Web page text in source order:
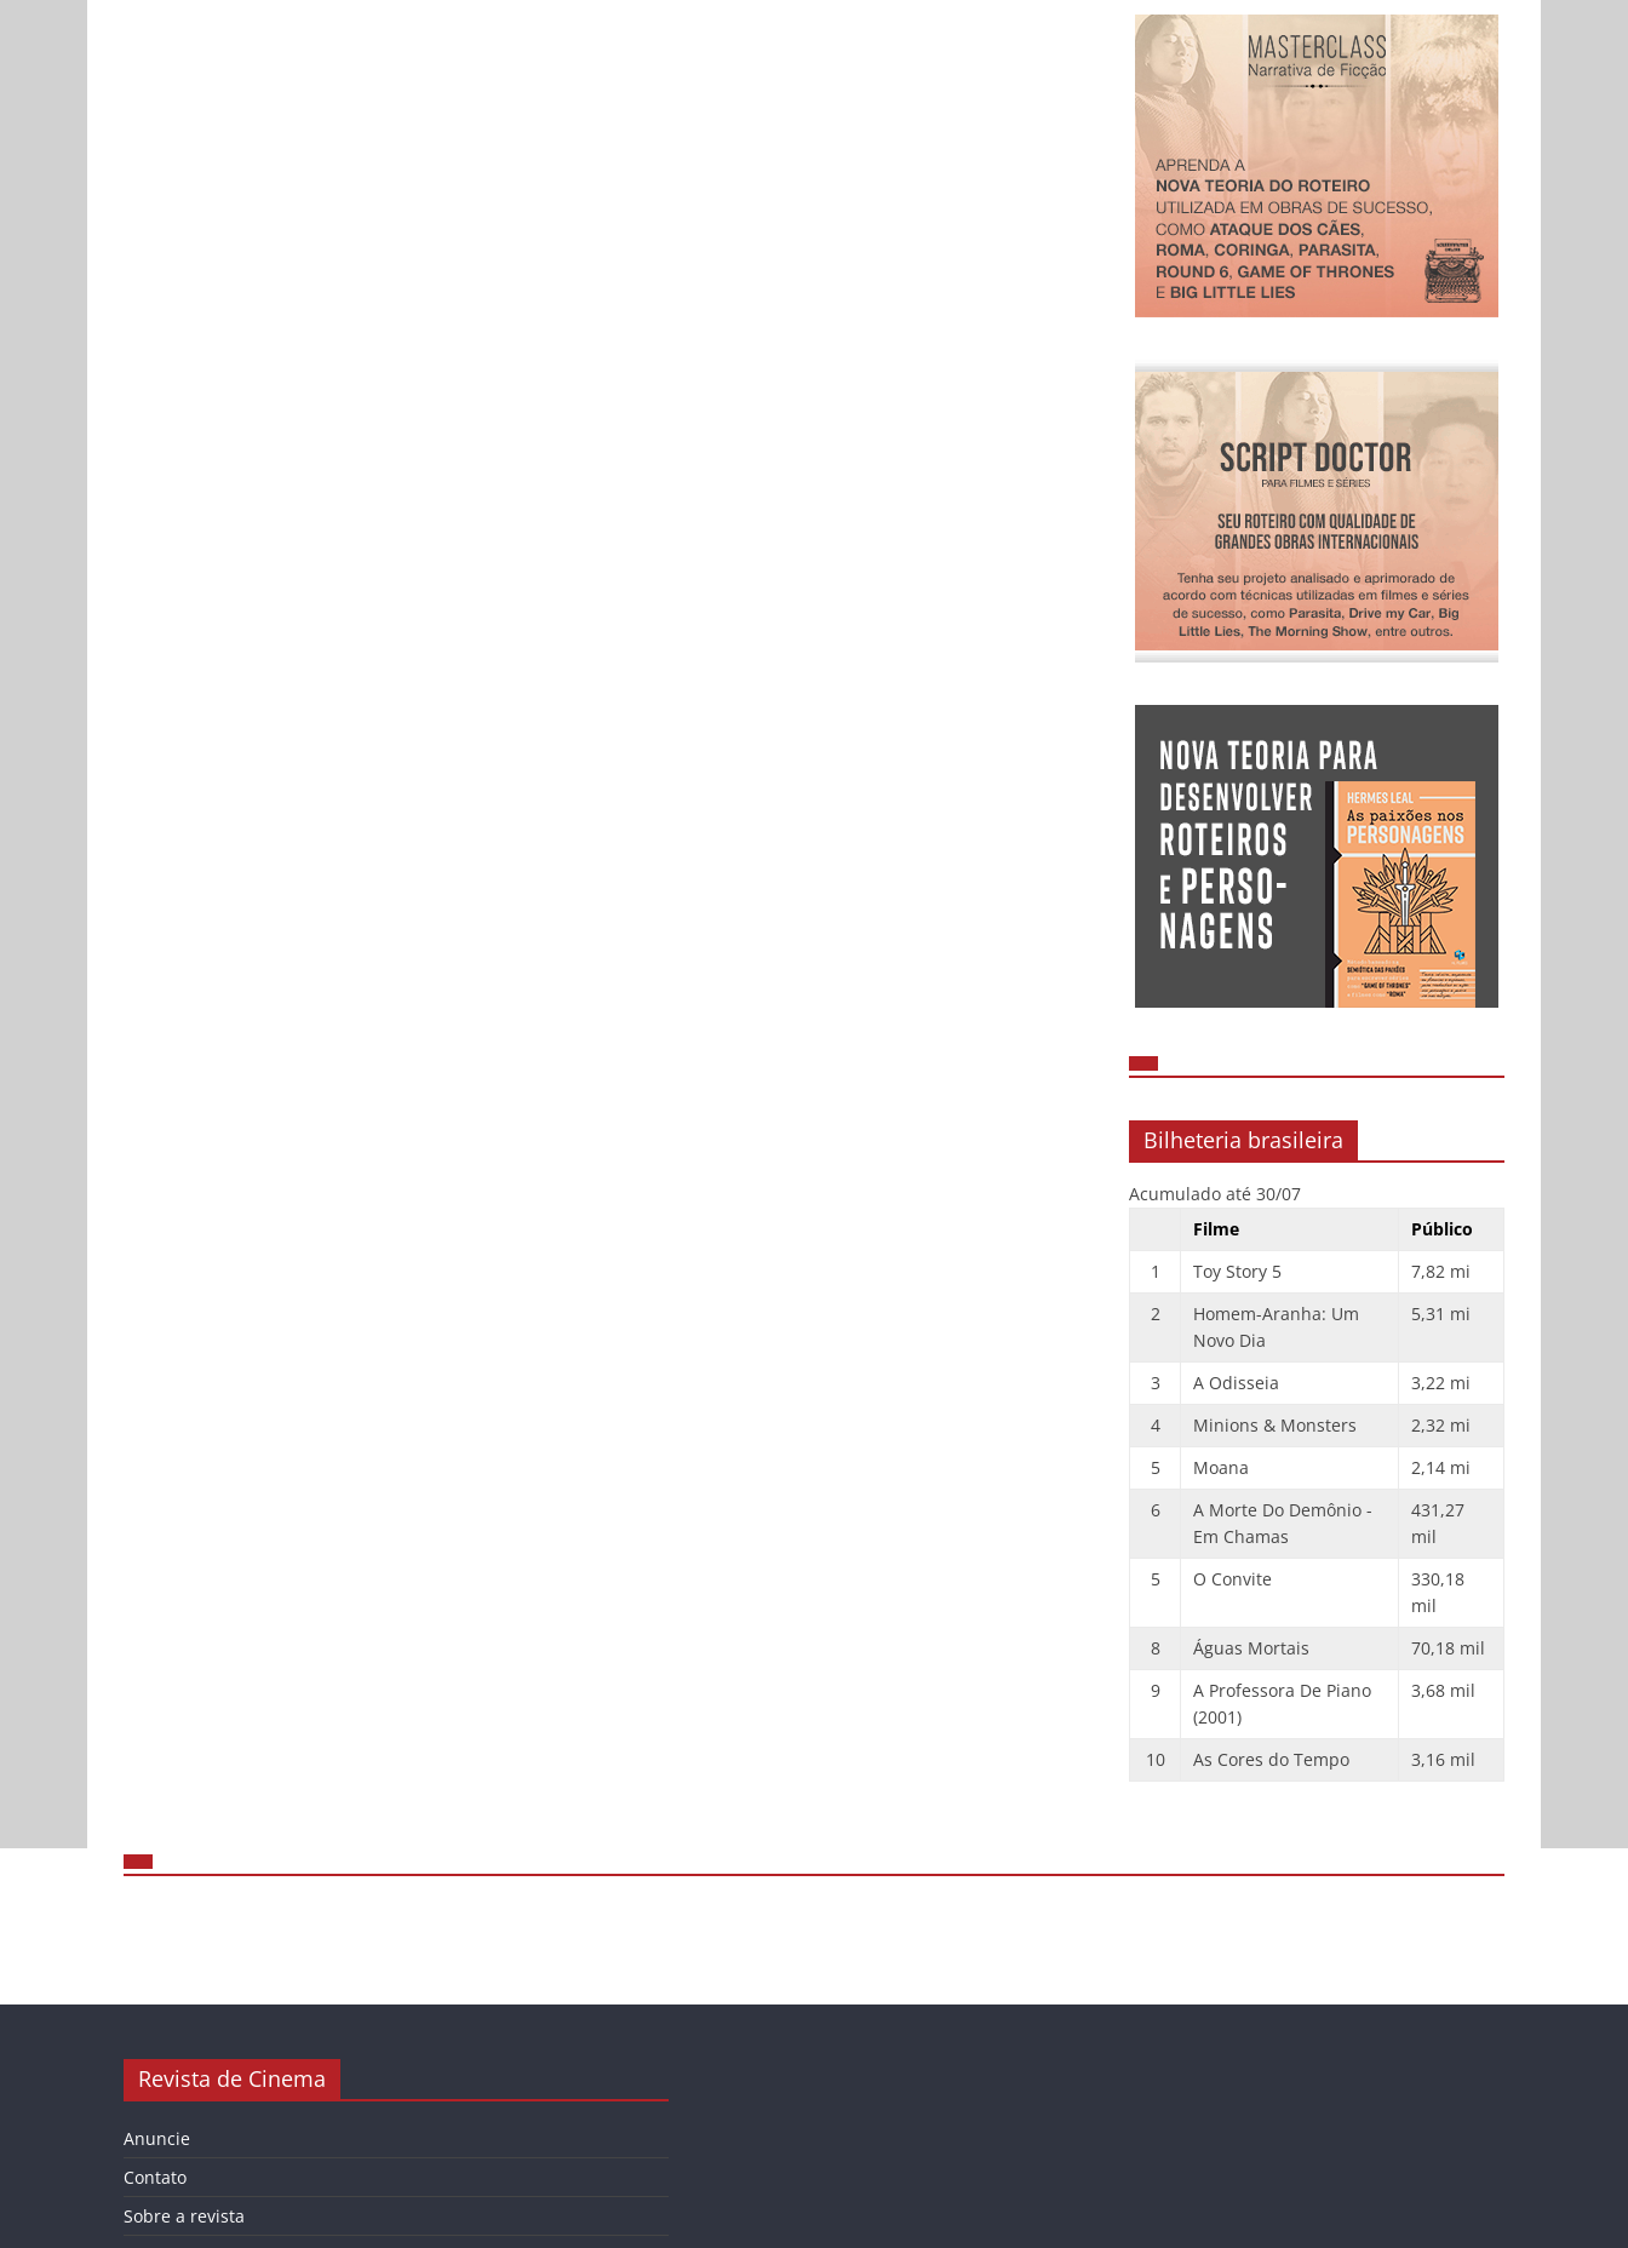
Bilheteria brasileira
Acumulado até 30/07
Filme
Público
1
Toy Story 5
7,82 mi
2
Homem-Aranha: Um
Novo Dia
5,31 mi
3 A Odisseia
3,22 mi
4
Minions & Monsters
2,32 mi
5
Moana
2,14 mi
6
A Morte Do Demônio -
Em Chamas
431,27
mil
5
O Convite
330,18
mil
8
Águas Mortais
70,18 mil
9
A Professora De Piano
(2001)
3,68 mil
10 As Cores do Tempo 3,16 mil
Revista de Cinema
Anuncie
Contato
Sobre a revista